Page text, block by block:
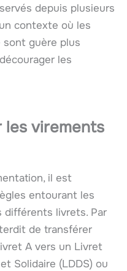
depuis plusieurs
contexte où les
sont guère plus
les
les virements
il est
entourant les
différents livrets. Par
de transférer
A vers un Livret
Solidaire (LDDS) ou